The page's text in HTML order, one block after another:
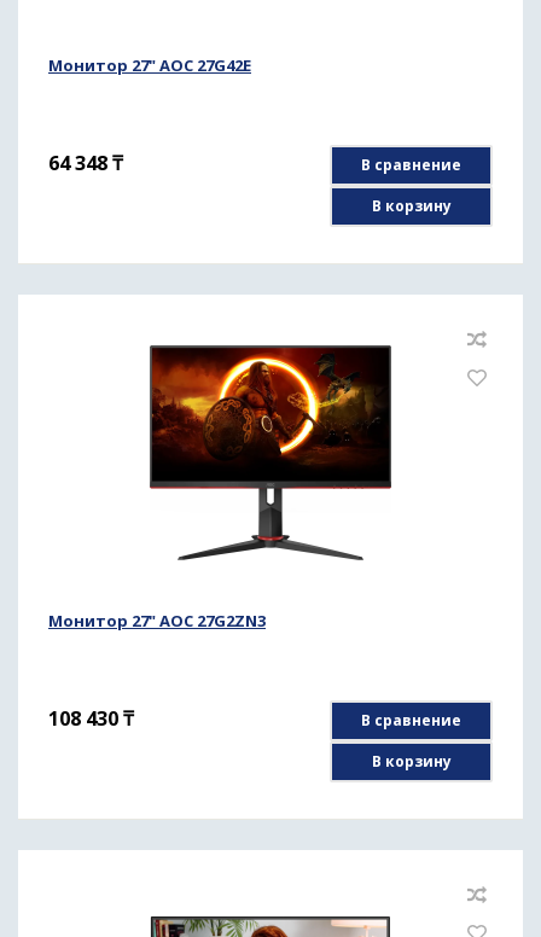
Монитор 27" AOC 27G42E
64 348₸
В сравнение
В корзину
Монитор 27" AOC 27G2ZN3
108 430₸
В сравнение
В корзину